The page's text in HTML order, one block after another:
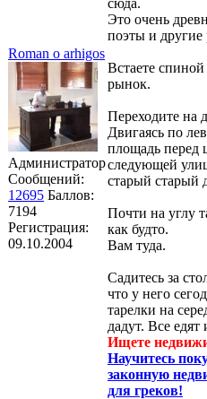
Roman o arhigos
Администратор
Сообщений:
12695 Баллов:
7194
Регистрация:
09.10.2004
Это очень
поэты и другие
Встаете
рынок.
Переходите на
Двигаясь по
площадь перед
следующей
старый старый
Почти на углу
как будто.
Вам туда.
Садитесь за
что у него
тарелки на
дадут. Все
Ищете
Научитесь
законную
для греков!